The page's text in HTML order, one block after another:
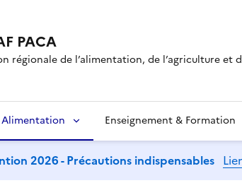
PACA
régionale de l’alimentation, de l’agriculture et
Alimentation Enseignement & Formation
2026 - Précautions indispensables